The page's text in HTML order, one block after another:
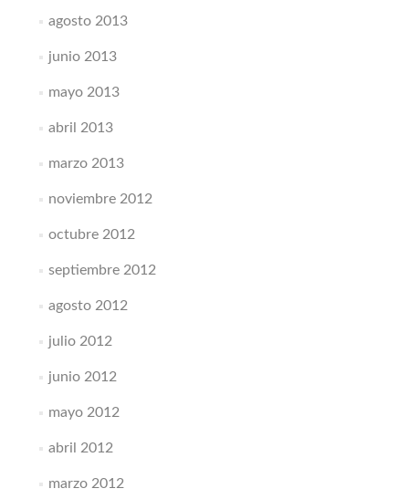
agosto 2013
junio 2013
mayo 2013
abril 2013
marzo 2013
noviembre 2012
octubre 2012
septiembre 2012
agosto 2012
julio 2012
junio 2012
mayo 2012
abril 2012
marzo 2012